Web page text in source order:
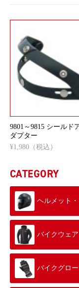
9801～9815 シールド
ダプター
¥1,980（税込）
CATEGORY
ヘルメット
バイクウェ
バイクグロ